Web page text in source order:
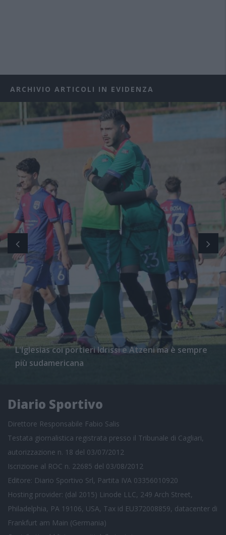
ARCHIVIO ARTICOLI IN EVIDENZA
L'Iglesias coi portieri Idrissi e Atzeni ma è sempre
più sudamericana
Diario Sportivo
Direttore Responsabile Fabio Salis
Testata giornalistica registrata presso il Tribunale di Cagliari,
autorizzazione n. 18 del 03/07/2012
Iscrizione al ROC n. 22685 del 03/08/2012
Editore: Diario Sportivo Srl, Partita IVA 03356010920
Hosting provider: (dal 2015) Linode LLC, 249 Arch Street,
Philadelphia, PA 19106, USA, Tax id EU372008859, datacenter di
Frankfurt am Main (Germania)